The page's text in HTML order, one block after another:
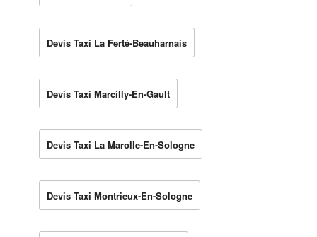
Devis Taxi La Ferté-Beauharnais
Devis Taxi Marcilly-En-Gault
Devis Taxi La Marolle-En-Sologne
Devis Taxi Montrieux-En-Sologne